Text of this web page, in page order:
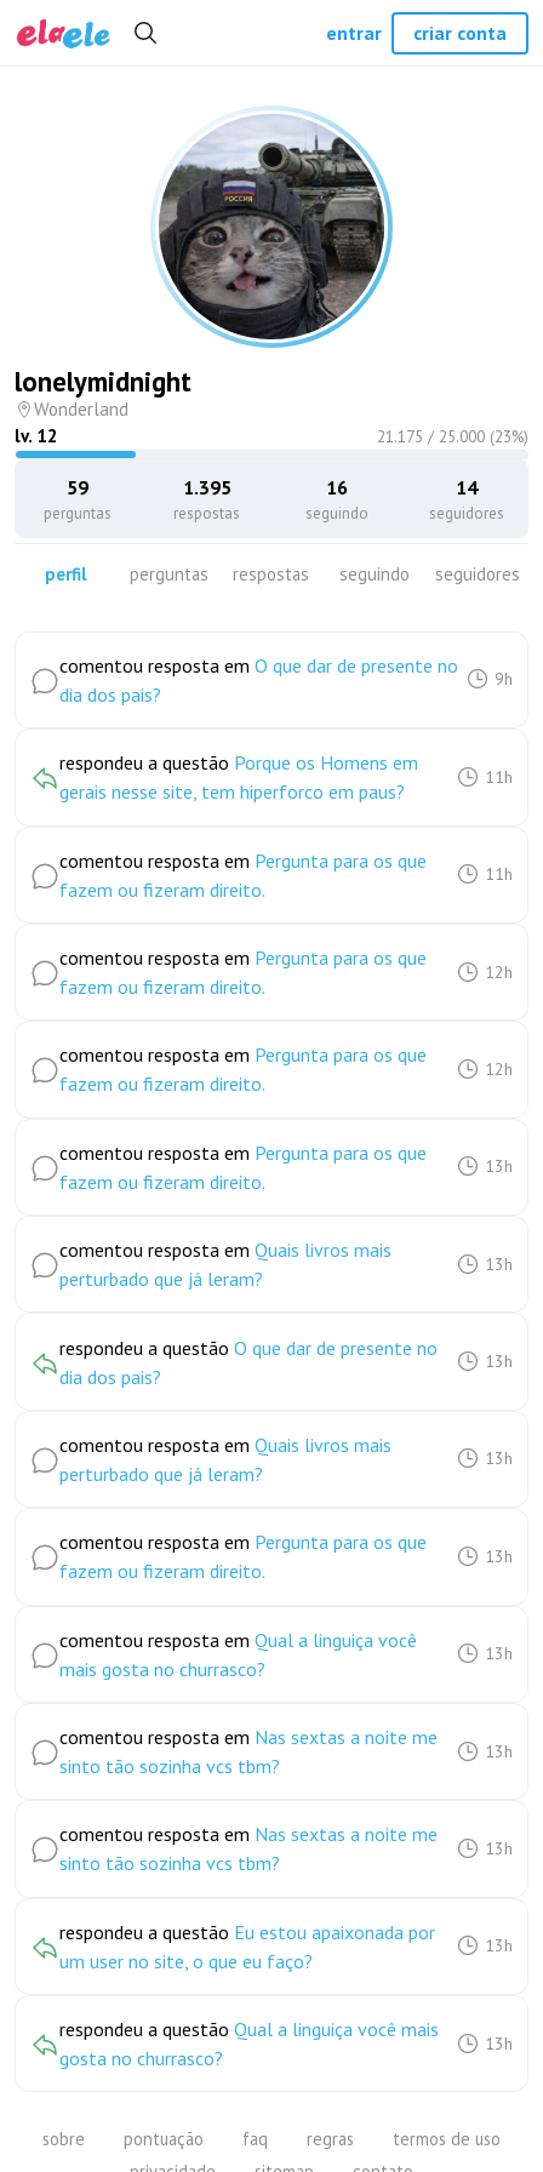
lonelymidnight
Wonderland
lv. 12 21.175 / 25.000 (23%)
59
perguntas
1.395
respostas
16
seguindo
14
seguidores
perfil perguntas respostas seguindo seguidores
comentou resposta em O que dar de presente no
dia dos pais?
9h
respondeu a questão Porque os Homens em
gerais nesse site, tem hiperforco em paus?
11h
comentou resposta em Pergunta para os que
fazem ou fizeram direito.
11h
comentou resposta em Pergunta para os que
fazem ou fizeram direito.
12h
comentou resposta em Pergunta para os que
fazem ou fizeram direito.
12h
comentou resposta em Pergunta para os que
fazem ou fizeram direito.
13h
comentou resposta em Quais livros mais
perturbado que já leram?
13h
respondeu a questão O que dar de presente no
dia dos pais?
13h
comentou resposta em Quais livros mais
perturbado que já leram?
13h
comentou resposta em Pergunta para os que
fazem ou fizeram direito.
13h
comentou resposta em Qual a linguiça você
mais gosta no churrasco?
13h
comentou resposta em Nas sextas a noite me
sinto tão sozinha vcs tbm?
13h
comentou resposta em Nas sextas a noite me
sinto tão sozinha vcs tbm?
13h
respondeu a questão Eu estou apaixonada por
um user no site, o que eu faço?
13h
respondeu a questão Qual a linguiça você mais
gosta no churrasco?
13h
sobre pontuação faq regras
termos de uso
entrar criar conta